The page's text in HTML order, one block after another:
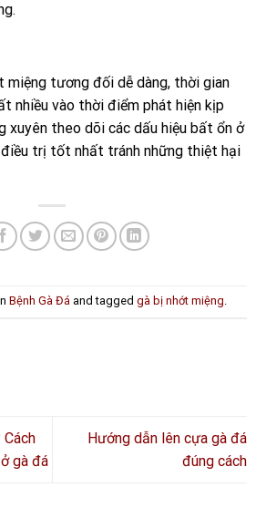
miệng tương đối dễ dàng, thời gian
nhiều vào thời điểm phát hiện kịp
xuyên theo dõi các dấu hiệu bất ổn ở
trị tốt nhất tránh những thiệt hại
Bệnh Gà Đá and tagged gà bị nhớt miệng.
Cách
gà đá
Hướng dẫn lên cựa gà đá
đúng cách